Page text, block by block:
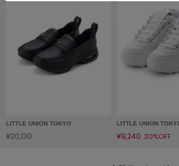
gelato pique
gelato pique Sleep
LITTLE UNION TOKYO
¥20,130
LITTLE UNION
¥9,240 30%OFF